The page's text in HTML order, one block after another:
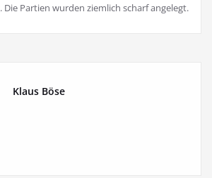
Die Partien wurden ziemlich scharf angelegt.
Klaus Böse